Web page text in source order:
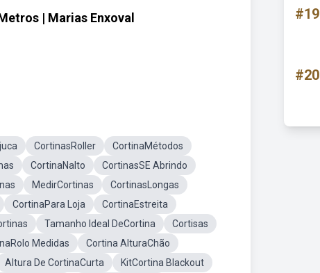
| Marias Enxoval
CortinasRoller
CortinaMétodos
CortinaNalto
CortinasSE Abrindo
MedirCortinas
CortinasLongas
CortinaPara Loja
CortinaEstreita
Tamanho Ideal DeCortina
Cortisas
Medidas
Cortina AlturaChão
Altura De CortinaCurta
KitCortina Blackout
#19
#20